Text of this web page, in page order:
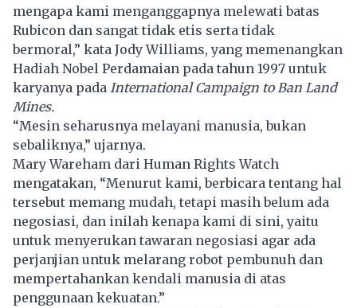
mengapa kami menganggapnya melewati batas
Rubicon dan sangat tidak etis serta tidak
bermoral,” kata Jody Williams, yang memenangkan
Hadiah Nobel Perdamaian pada tahun 1997 untuk
karyanya pada International Campaign to Ban Land
Mines.
“Mesin seharusnya melayani manusia, bukan
sebaliknya,” ujarnya.
Mary Wareham dari Human Rights Watch
mengatakan, “Menurut kami, berbicara tentang hal
tersebut memang mudah, tetapi masih belum ada
negosiasi, dan inilah kenapa kami di sini, yaitu
untuk menyerukan tawaran negosiasi agar ada
perjanjian untuk melarang robot pembunuh dan
mempertahankan kendali manusia di atas
penggunaan kekuatan.”